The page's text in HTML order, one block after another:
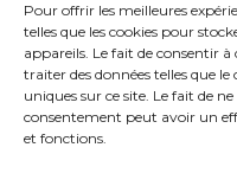
Pour offrir les meilleures
telles que les cookies pour
appareils. Le fait de consentir
traiter des données telles que
uniques sur ce site. Le fait de
consentement peut avoir un
et fonctions.
Contact
Mentions Légales /
Politique de cookies (UE)
Politique de